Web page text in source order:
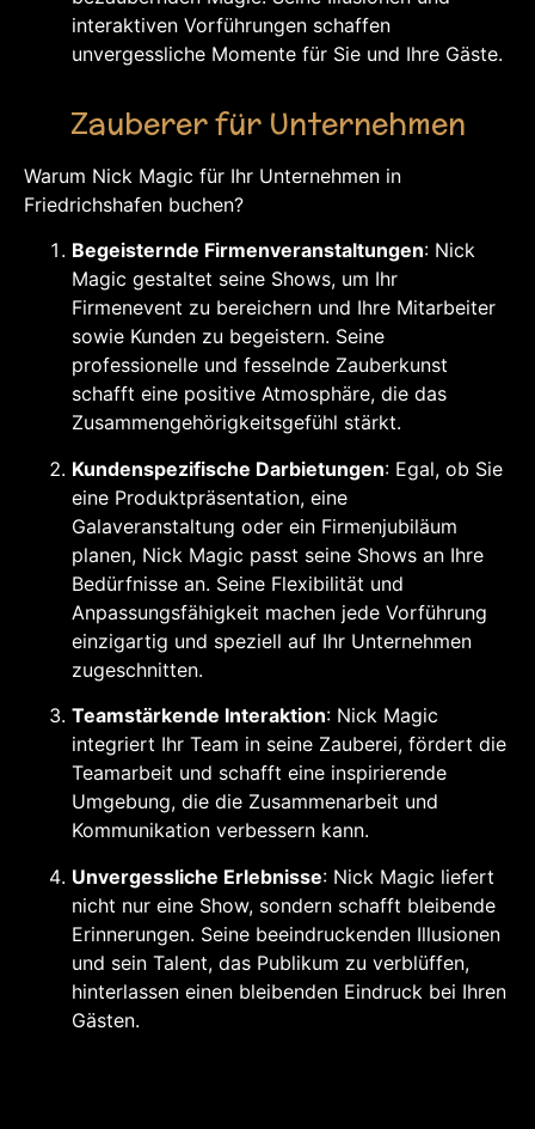
interaktiven Vorführungen schaffen
unvergessliche Momente für Sie und Ihre Gäste.
Zauberer für Unternehmen
Warum Nick Magic für Ihr Unternehmen in
Friedrichshafen buchen?
Begeisternde Firmenveranstaltungen: Nick
Magic gestaltet seine Shows, um Ihr
Firmenevent zu bereichern und Ihre Mitarbeiter
sowie Kunden zu begeistern. Seine
professionelle und fesselnde Zauberkunst
schafft eine positive Atmosphäre, die das
Zusammengehörigkeitsgefühl stärkt.
Kundenspezifische Darbietungen: Egal, ob Sie
eine Produktpräsentation, eine
Galaveranstaltung oder ein Firmenjubiläum
planen, Nick Magic passt seine Shows an Ihre
Bedürfnisse an. Seine Flexibilität und
Anpassungsfähigkeit machen jede Vorführung
einzigartig und speziell auf Ihr Unternehmen
zugeschnitten.
Teamstärkende Interaktion: Nick Magic
integriert Ihr Team in seine Zauberei, fördert die
Teamarbeit und schafft eine inspirierende
Umgebung, die die Zusammenarbeit und
Kommunikation verbessern kann.
Unvergessliche Erlebnisse: Nick Magic liefert
nicht nur eine Show, sondern schafft bleibende
Erinnerungen. Seine beeindruckenden Illusionen
und sein Talent, das Publikum zu verblüffen,
hinterlassen einen bleibenden Eindruck bei Ihren
Gästen.